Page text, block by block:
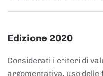
Edizione 2020
Considerati i criteri di
argomentativa, uso